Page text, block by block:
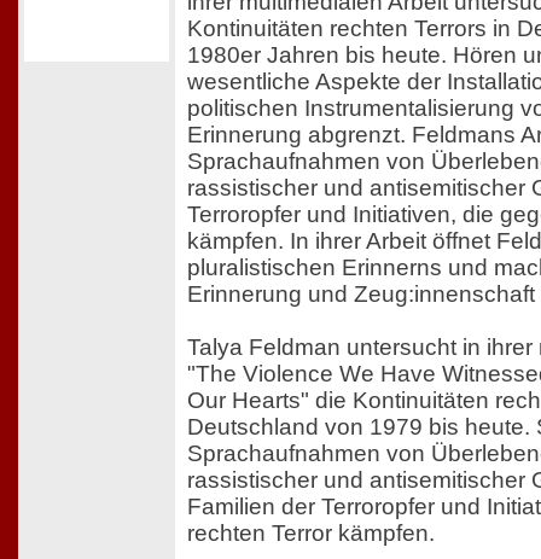
Kontinuitäten rechten Terrors in
1980er Jahren bis heute. Hören
wesentliche Aspekte der
politischen Instrumentalisierung
Erinnerung abgrenzt. Feldmans
Sprachaufnahmen von
rassistischer und antisemitischer
Terroropfer und Initiativen, die
kämpfen. In ihrer Arbeit öffnet
pluralistischen Erinnerns und
Erinnerung und Zeug:innenschaft
Talya Feldman untersucht in ihrer
"The Violence We Have
Our Hearts" die Kontinuitäten
Deutschland von 1979 bis heute.
Sprachaufnahmen von
rassistischer und antisemitischer
Familien der Terroropfer und
rechten Terror kämpfen.